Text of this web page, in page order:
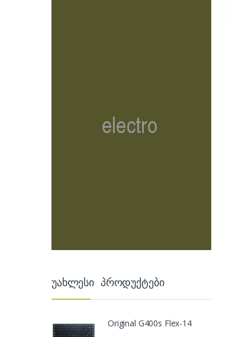
უახლესი პროდუქტები
Original G400s Flex-14